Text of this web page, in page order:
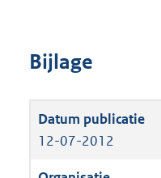
Bijlage
12-07-2012